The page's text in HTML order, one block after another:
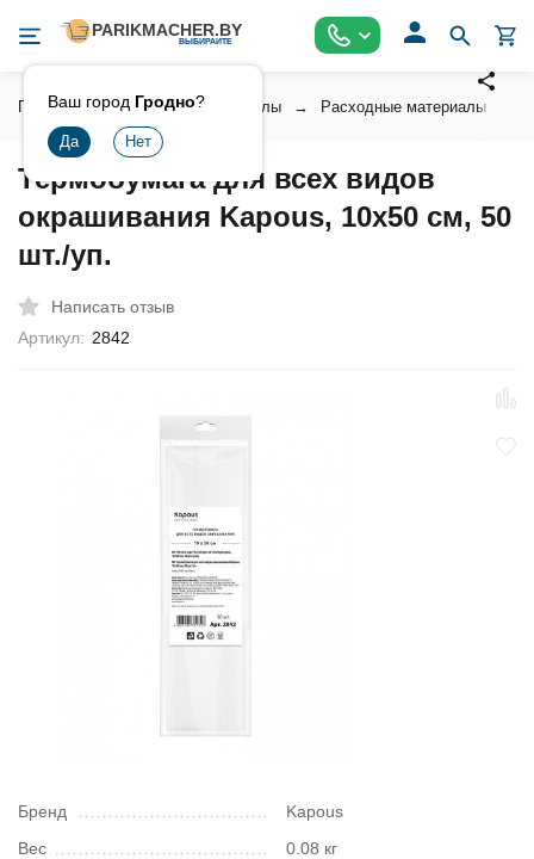
Ваш город Гродно?
Главная Расходные материалы Расходные материалы для
Термобумага для всех видов
окрашивания Kapous, 10х50 см, 50
шт./уп.
Написать отзыв
Артикул: 2842
Бренд
Kapous
Вес
0.08 кг